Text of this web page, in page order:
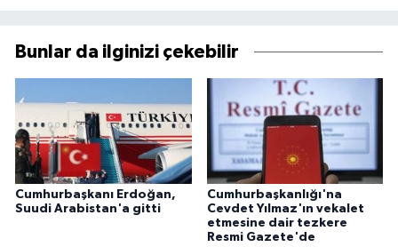
Bunlar da ilginizi çekebilir
Cumhurbaşkanı Erdoğan,
Suudi Arabistan'a gitti
Cumhurbaşkanlığı'na
Cevdet Yılmaz'ın vekalet
etmesine dair tezkere
Resmi Gazete'de